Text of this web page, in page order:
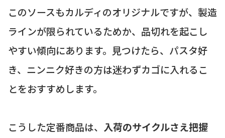
このソースもカルディのオリジナルですが、製造
ラインが限られているためか、品切れを起こし
やすい傾向にあります。見つけたら、パスタ好
き、ニンニク好きの方は迷わずカゴに入れるこ
とをおすすめします。
こうした定番商品は、 入荷のサイクルさえ把握